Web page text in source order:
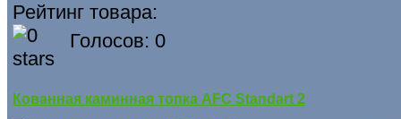
Рейтинг товара:
Голосов: 0
Кованная каминная топка AFC Standart 2